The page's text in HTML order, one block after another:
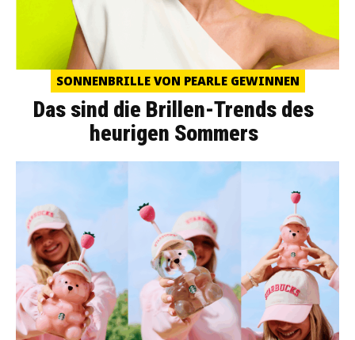
SONNENBRILLE VON PEARLE GEWINNEN
Das sind die Brillen-Trends des
heurigen Sommers